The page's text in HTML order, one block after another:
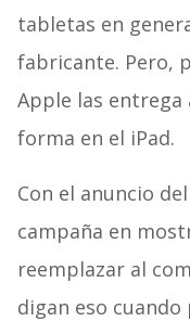
tabletas en
fabricante. Pero,
Apple las entrega
forma en el iPad.
Con el anuncio
campaña en
reemplazar al
digan eso